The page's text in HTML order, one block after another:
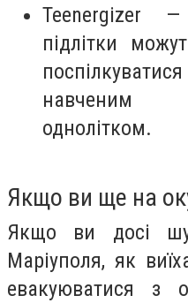
Teenergizer
підлітки
навченим
однолітком.
Якщо ви ще на
Якщо ви досі
Маріуполя, як
евакуюватися з